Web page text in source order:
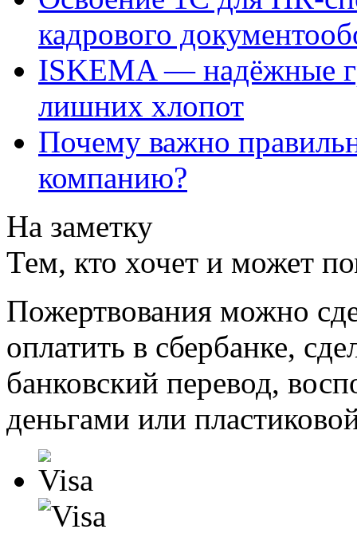
кадрового
ISKEMA — надёжные
лишних хлопот
Почему важно
компанию?
На заметку
Тем, кто хочет и может
Пожертвования можно
оплатить в сбербанке,
банковский перевод,
деньгами или